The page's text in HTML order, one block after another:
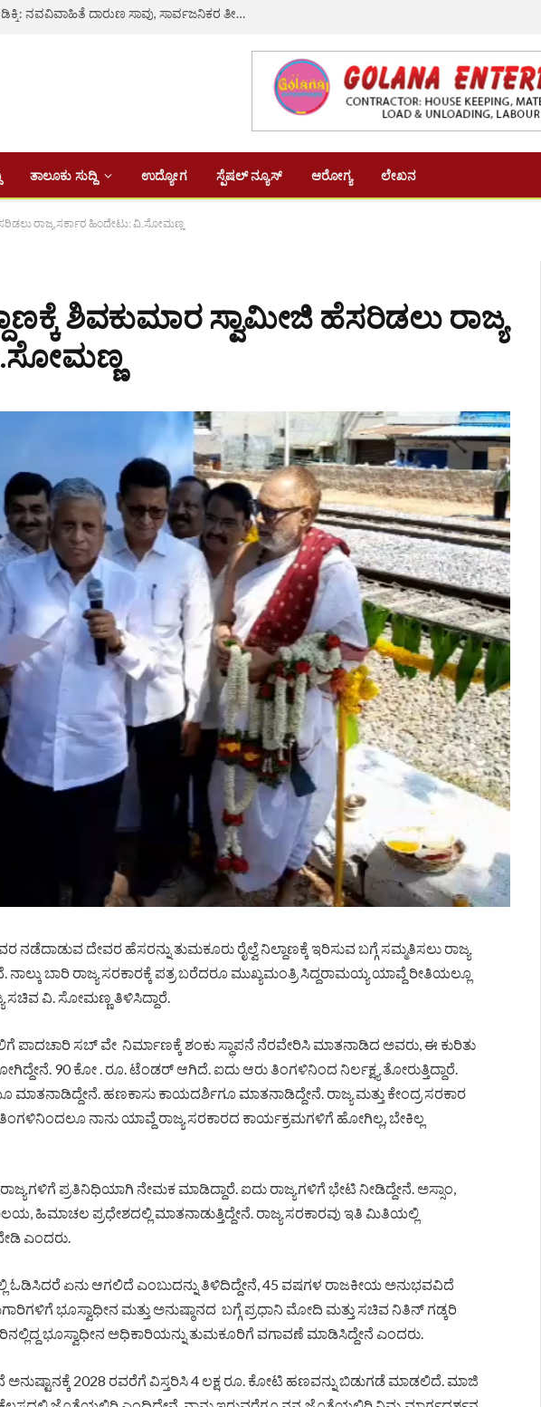
ರಸ್ತೆ ಗುಂಡಿ ತಪ್ಪಿಸಲು ಹೋಗಿ ಲಾರಿ ಡಿಕ್ಕಿ: ನವವಿವಾಹಿತೆ ದಾರುಣ ಸಾವು, ಸಾರ್ವಜನಿಕರ ತೀವ್ರ ಆಕ್ರೋಶ
ತಾಲೂಕು ಸುದ್ದಿ ಉದ್ಯೋಗ ಸ್ಪೆಷಲ್ ನ್ಯೂಸ್ ಆರೋಗ್ಯ ಲೇಖನ
ರಾಜ್ಯ ಸರ್ಕಾರ ಹಿಂದೇಟು: ವಿ.ಸೋಮಣ್ಣ
ಶಿವಕುಮಾರ ಸ್ವಾಮೀಜಿ ಹೆಸರಿಡಲು ರಾಜ್ಯ
ನಡೆದಾಡುವ ದೇವರ ಹೆಸರನ್ನು ತುಮಕೂರು ರೈಲ್ವೆ ನಿಲ್ದಾಣಕ್ಕೆ ಇರಿಸುವ ಬಗ್ಗೆ ಸಮ್ಮತಿಸಲು ರಾಜ್ಯ
ಬಾರಿ ರಾಜ್ಯ ಸರಕಾರಕ್ಕೆ ಪತ್ರ ಬರೆದರೂ ಮುಖ್ಯಮಂತ್ರಿ ಸಿದ್ದರಾಮಯ್ಯ ಯಾವ್ದೆ ರೀತಿಯಲ್ಲೂ
ಸಚಿವ ವಿ. ಸೋಮಣ್ಣ ತಿಳಿಸಿದ್ದಾರೆ.
ಪಾದಚಾರಿ ಸಬ್ ವೇ ನಿರ್ಮಾಣಕ್ಕೆ ಶಂಕು ಸ್ಥಾಪನೆ ನೆರವೇರಿಸಿ ಮಾತನಾಡಿದ ಅವರು, ಈ ಕುರಿತು
90 ಕೋ . ರೂ. ಟೆಂಡರ್ ಆಗಿದೆ. ಐದು ಆರು ತಿಂಗಳಿನಿಂದ ನಿರ್ಲಕ್ಷ್ಯ ತೋರುತ್ತಿದ್ದಾರೆ.
ಹಣಕಾಸು ಕಾಯದರ್ಶಿಗೂ ಮಾತನಾಡಿದ್ದೇನೆ. ರಾಜ್ಯ ಮತ್ತು ಕೇಂದ್ರ ಸರಕಾರ
ನಾನು ಯಾವ್ದೆ ರಾಜ್ಯ ಸರಕಾರದ ಕಾರ್ಯಕ್ರಮಗಳಿಗೆ ಹೋಗಿಲ್ಲ, ಬೇಕಿಲ್ಲ
ಪ್ರತಿನಿಧಿಯಾಗಿ ನೇಮಕ ಮಾಡಿದ್ದಾರೆ. ಐದು ರಾಜ್ಯಗಳಿಗೆ ಭೇಟಿ ನೀಡಿದ್ದೇನೆ. ಅಸ್ಸಾಂ,
ಹಿಮಾಚಲ ಪ್ರಧೇಶದಲ್ಲಿ ಮಾತನಾಡುತ್ತಿದ್ದೇನೆ. ರಾಜ್ಯ ಸರಕಾರವು ಇತಿ ಮಿತಿಯಲ್ಲಿ
ಎಂದರು.
ಓಡಿಸಿದರೆ ಏನು ಆಗಲಿದೆ ಎಂಬುದನ್ನು ತಿಳಿದಿದ್ದೇನೆ, 45 ವಷಗಳ ರಾಜಕೀಯ ಅನುಭವವಿದೆ
ಭೂಸ್ವಾಧೀನ ಮತ್ತು ಅನುಷ್ಠಾನದ ಬಗ್ಗೆ ಪ್ರಧಾನಿ ಮೋದಿ ಮತ್ತು ಸಚಿವ ನಿತಿನ್ ಗಡ್ಕರಿ
ಭೂಸ್ವಾಧೀನ ಅಧಿಕಾರಿಯನ್ನು ತುಮಕೂರಿಗೆ ವಗಾವಣೆ ಮಾಡಿಸಿದ್ದೇನೆ ಎಂದರು.
2028 ರವರೆಗೆ ವಿಸ್ತರಿಸಿ 4 ಲಕ್ಷ ರೂ. ಕೋಟಿ ಹಣವನ್ನು ಬಿಡುಗಡೆ ಮಾಡಲಿದೆ. ಮಾಜಿ